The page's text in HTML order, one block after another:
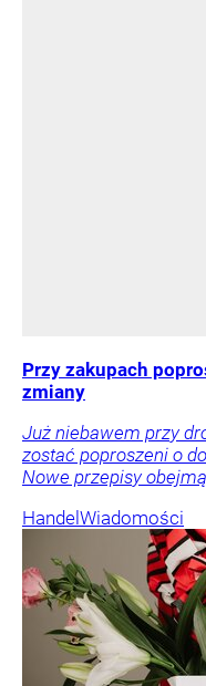
Przy zakupach
zmiany
Już niebawem przy
zostać poproszeni o
Nowe przepisy
Handel Wiadomości